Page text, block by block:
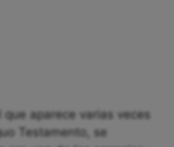
que aparece varias veces
Testamento, se